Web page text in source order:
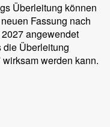
Überleitung können
Fassung nach
angewendet
die Überleitung
werden kann.